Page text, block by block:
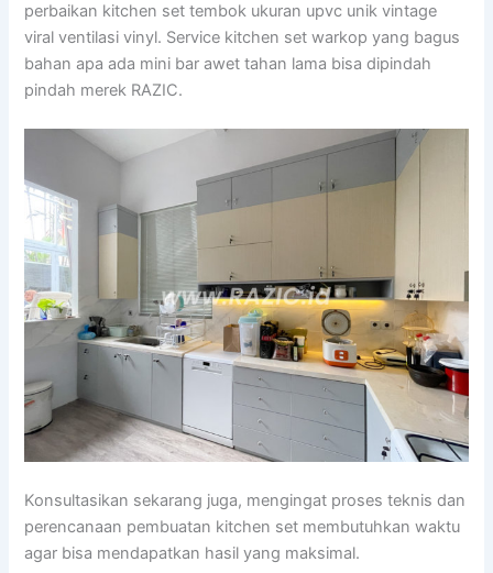
perbaikan kitchen set tembok ukuran upvc unik vintage
viral ventilasi vinyl. Service kitchen set warkop yang bagus
bahan apa ada mini bar awet tahan lama bisa dipindah
pindah merek RAZIC.
Konsultasikan sekarang juga, mengingat proses teknis dan
perencanaan pembuatan kitchen set membutuhkan waktu
agar bisa mendapatkan hasil yang maksimal.